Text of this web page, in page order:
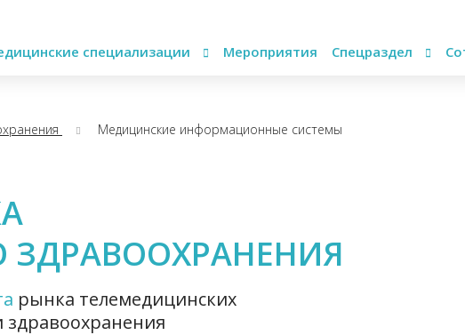
специализации Мероприятия Спецраздел
Медицинские информационные системы
рынка телемедицинских
здравоохранения